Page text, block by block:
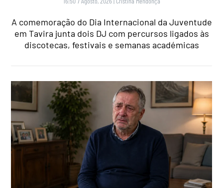
A comemoração do Dia Internacional da Juventude
em Tavira junta dois DJ com percursos ligados às
discotecas, festivais e semanas académicas